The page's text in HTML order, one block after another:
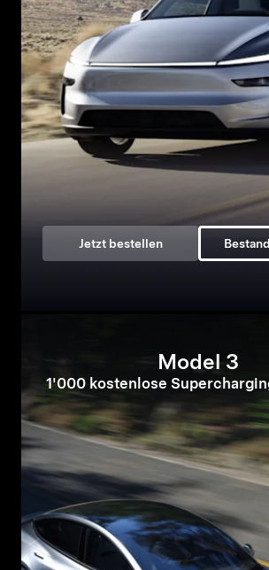
Jetzt bestellen
Model 3
1'000 kostenlose